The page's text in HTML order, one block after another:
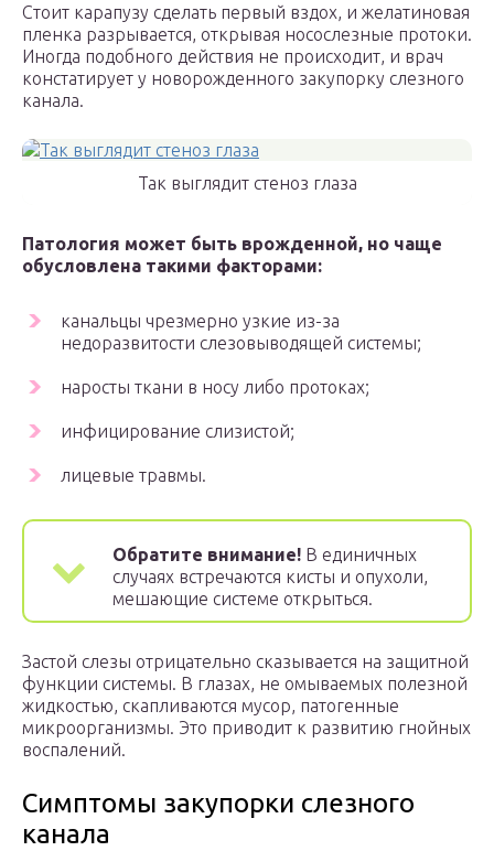
Стоит карапузу сделать первый вздох, и желатиновая
пленка разрывается, открывая носослезные протоки.
Иногда подобного действия не происходит, и врач
констатирует у новорожденного закупорку слезного
канала.
Так выглядит стеноз глаза
Патология может быть врожденной, но чаще
обусловлена такими факторами:
канальцы чрезмерно узкие из-за
недоразвитости слезовыводящей системы;
наросты ткани в носу либо протоках;
инфицирование слизистой;
лицевые травмы.
Обратите внимание! В единичных
случаях встречаются кисты и опухоли,
мешающие системе открыться.
Застой слезы отрицательно сказывается на защитной
функции системы. В глазах, не омываемых полезной
жидкостью, скапливаются мусор, патогенные
микроорганизмы. Это приводит к развитию гнойных
воспалений.
Симптомы закупорки слезного
канала